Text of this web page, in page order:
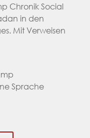
Chronik Social
in den
Mit Verweisen
Sprache